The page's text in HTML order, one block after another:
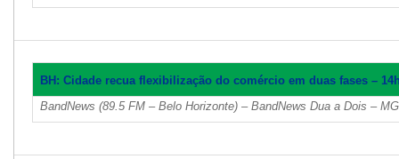
BH: Cidade recua flexibilização do comércio em duas fases –
BandNews (89.5 FM – Belo Horizonte) – BandNews Dua a Dois –